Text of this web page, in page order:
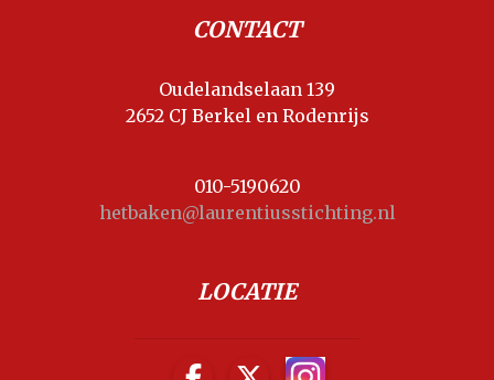
CONTACT
Oudelandselaan 139
2652 CJ Berkel en Rodenrijs
010-5190620
hetbaken@laurentiusstichting.nl
LOCATIE